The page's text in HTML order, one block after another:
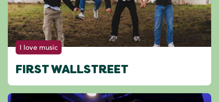
I love music
FIRST WALLSTREET